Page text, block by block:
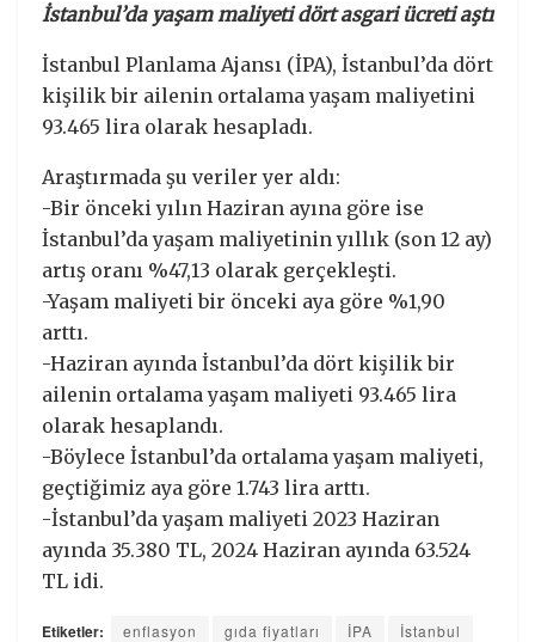
İstanbul’da yaşam maliyeti dört asgari ücreti aştı
İstanbul Planlama Ajansı (İPA), İstanbul’da dört
kişilik bir ailenin ortalama yaşam maliyetini
93.465 lira olarak hesapladı.
Araştırmada şu veriler yer aldı:
-Bir önceki yılın Haziran ayına göre ise
İstanbul’da yaşam maliyetinin yıllık (son 12 ay)
artış oranı %47,13 olarak gerçekleşti.
-Yaşam maliyeti bir önceki aya göre %1,90
arttı.
-Haziran ayında İstanbul’da dört kişilik bir
ailenin ortalama yaşam maliyeti 93.465 lira
olarak hesaplandı.
-Böylece İstanbul’da ortalama yaşam maliyeti,
geçtiğimiz aya göre 1.743 lira arttı.
-İstanbul’da yaşam maliyeti 2023 Haziran
ayında 35.380 TL, 2024 Haziran ayında 63.524
TL idi.
Etiketler: enflasyon gıda fiyatları İPA İstanbul